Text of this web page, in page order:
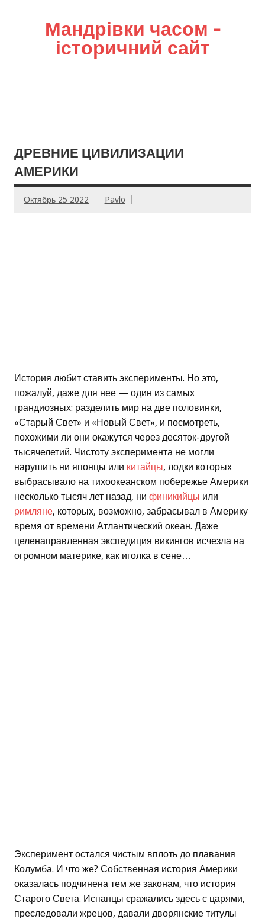
Мандрівки часом –
історичний сайт
ДРЕВНИЕ ЦИВИЛИЗАЦИИ
АМЕРИКИ
Октябрь 25 2022 Pavlo
История любит ставить эксперименты. Но это,
пожалуй, даже для нее — один из самых
грандиозных: разделить мир на две половинки,
«Старый Свет» и «Новый Свет», и посмотреть,
похожими ли они окажутся через десяток-другой
тысячелетий. Чистоту эксперимента не могли
нарушить ни японцы или китайцы, лодки которых
выбрасывало на тихоокеанском побережье Америки
несколько тысяч лет назад, ни финикийцы или
римляне, которых, возможно, забрасывал в Америку
время от времени Атлантический океан. Даже
целенаправленная экспедиция викингов исчезла на
огромном материке, как иголка в сене…
Эксперимент остался чистым вплоть до плавания
Колумба. И что же? Собственная история Америки
оказалась подчинена тем же законам, что история
Старого Света. Испанцы сражались здесь с царями,
преследовали жрецов, давали дворянские титулы